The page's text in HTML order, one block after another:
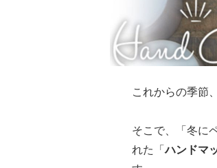
これからの季節
そこで、「冬に
れた「ハンドマ